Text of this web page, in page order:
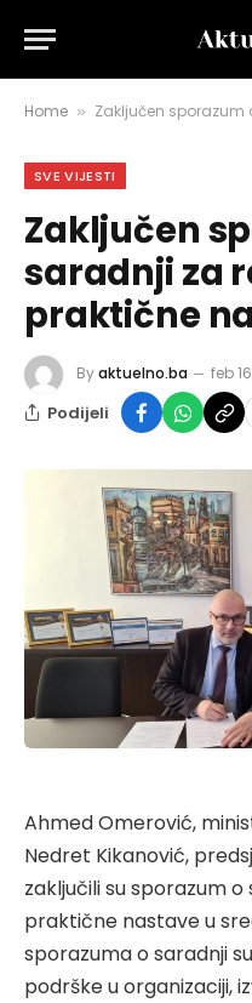
Home » Zaključen sporazum o
SVE VIJESTI
Zaključen
saradnji za
praktične
Byaktuelno.ba feb
Podijeli
Ahmed Omerović,
Nedret Kikanović,
zaključili su sporazum
praktične nastave u
sporazuma o saradnji
podrške u organizaciji,